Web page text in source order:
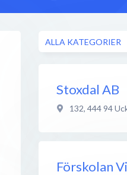
ALLA KATEGORIER
Stoxdal AB
132, 444 94
Förskolan